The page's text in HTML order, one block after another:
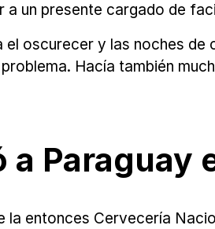
un presente cargado de
oscurecer y las noches
Hacía también
Paraguay
la entonces Cervecería